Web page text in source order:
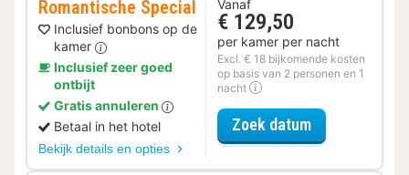
Romantische Special
Inclusief bonbons op de
kamer
Inclusief zeer goed
ontbijt
Gratis annuleren
Betaal in het hotel
Bekijk details en opties
Vanaf
€ 129,50
per kamer per nacht
Excl. € 18 bijkomende kosten
op basis van 2 personen en 1
nacht
Zoek datumvoor